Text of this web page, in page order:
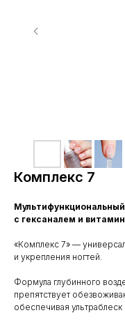
Комплекс 7
с гексаналем и
«Комплекс 7» —
и укрепления ногтей.
Формула глубинного
препятствует
обеспечивая